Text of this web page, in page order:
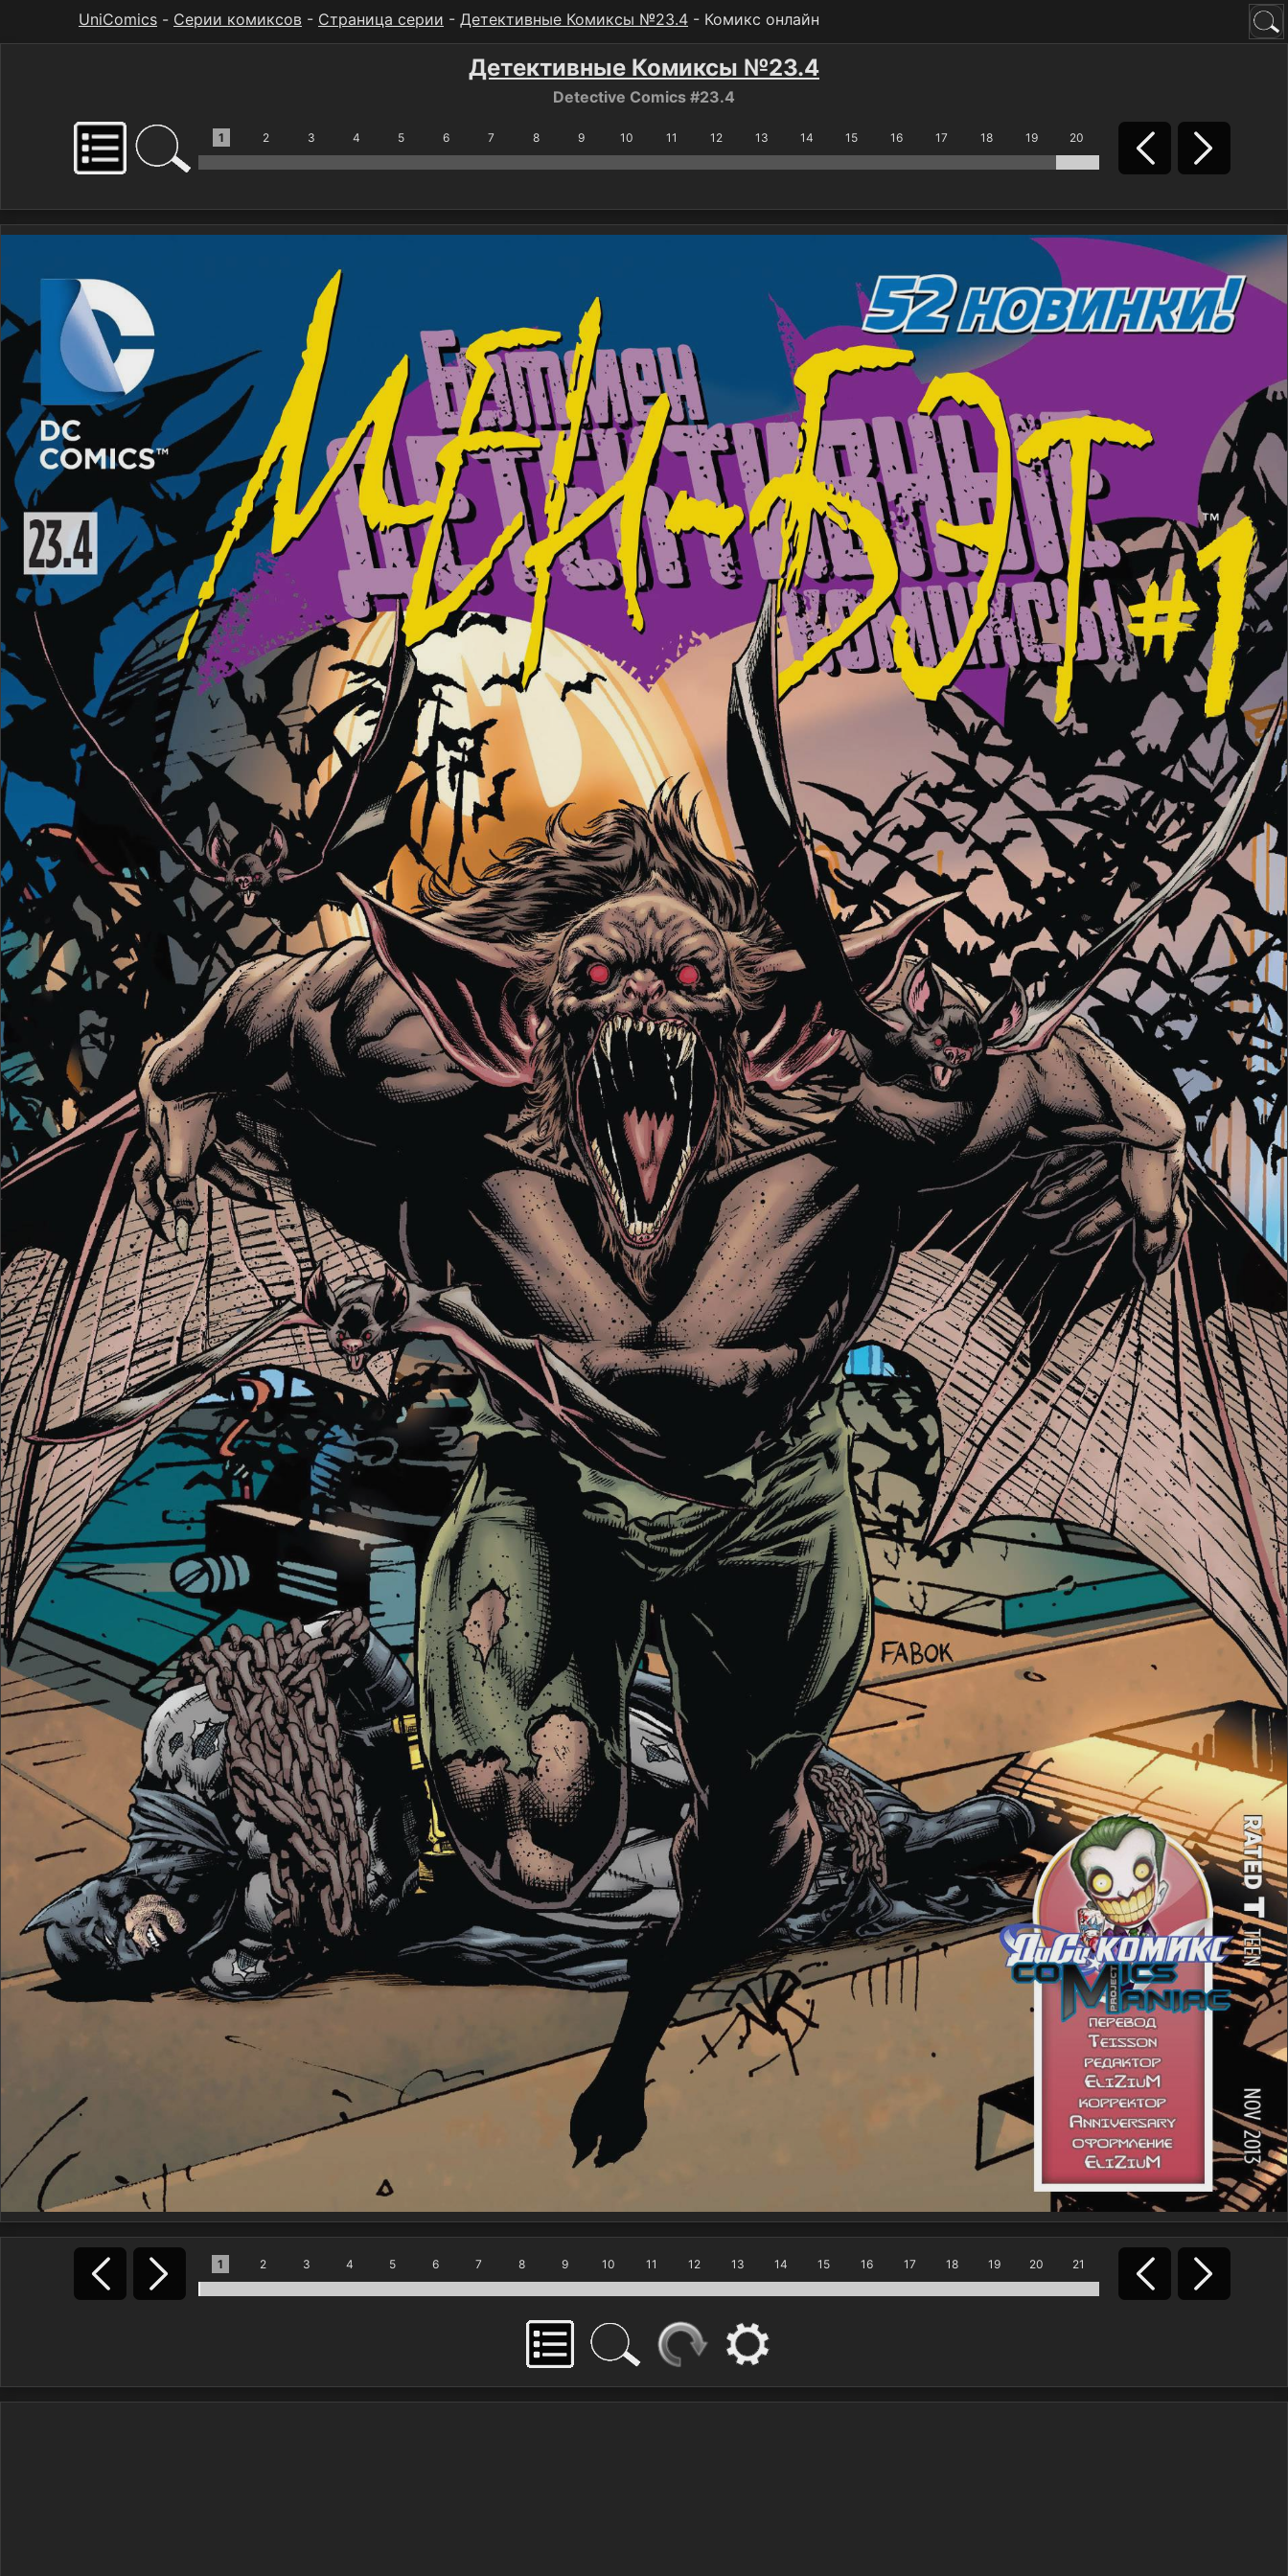
UniComics - Серии комиксов - Страница серии - Детективные Комиксы №23.4 - Комикс онлайн
Детективные Комиксы №23.4
Detective Comics #23.4
1 2 3 4 5 6 7 8 9 10 11 12 13 14 15 16 17 18 19 20
1 2 3 4 5 6 7 8 9 10 11 12 13 14 15 16 17 18 19 20 21